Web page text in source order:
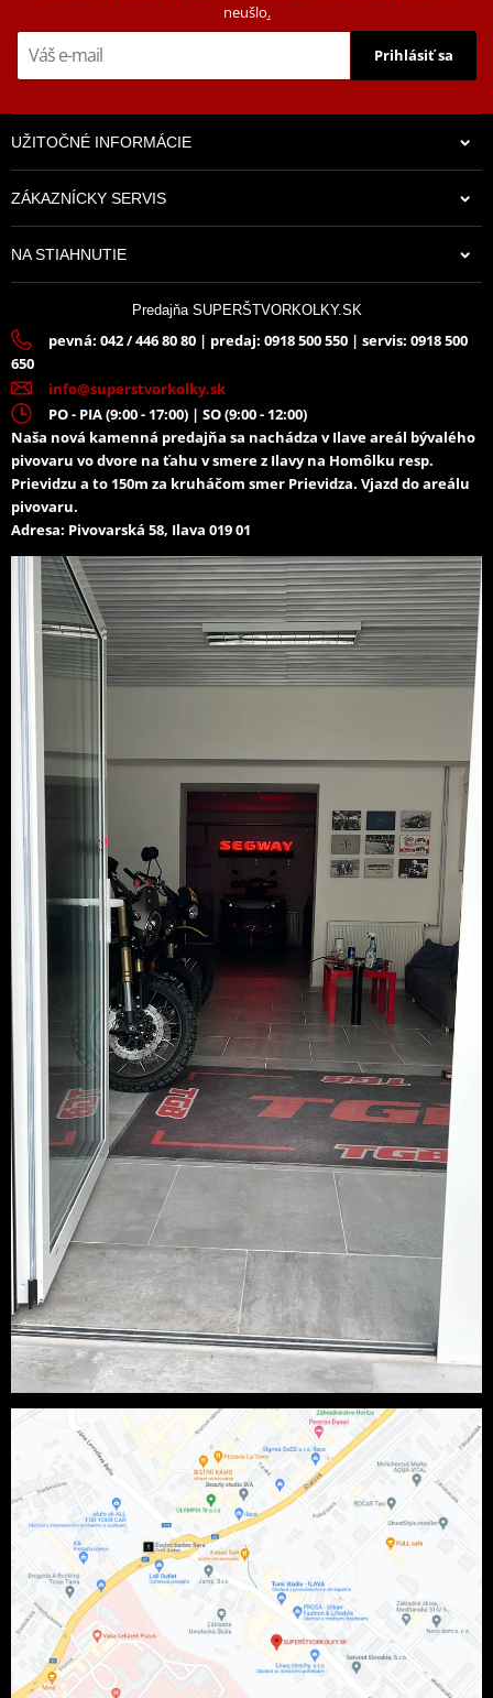
neušlo.
Prihlásiť sa
UŽITOČNÉ INFORMÁCIE
ZÁKAZNÍCKY SERVIS
NA STIAHNUTIE
Predajňa SUPERŠTVORKOLKY.SK
pevná: 042 / 446 80 80 | predaj: 0918 500 550 | servis: 0918 500
650
info@superstvorkolky.sk
PO - PIA (9:00 - 17:00) | SO (9:00 - 12:00)
Naša nová kamenná predajňa sa nachádza v Ilave areál bývalého
pivovaru vo dvore na ťahu v smere z Ilavy na Homôlku resp.
Prievidzu a to 150m za kruháčom smer Prievidza. Vjazd do areálu
pivovaru.
Adresa: Pivovarská 58, Ilava 019 01